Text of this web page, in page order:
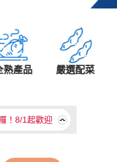
熟產品 嚴選配菜
年菜目錄
年菜目錄